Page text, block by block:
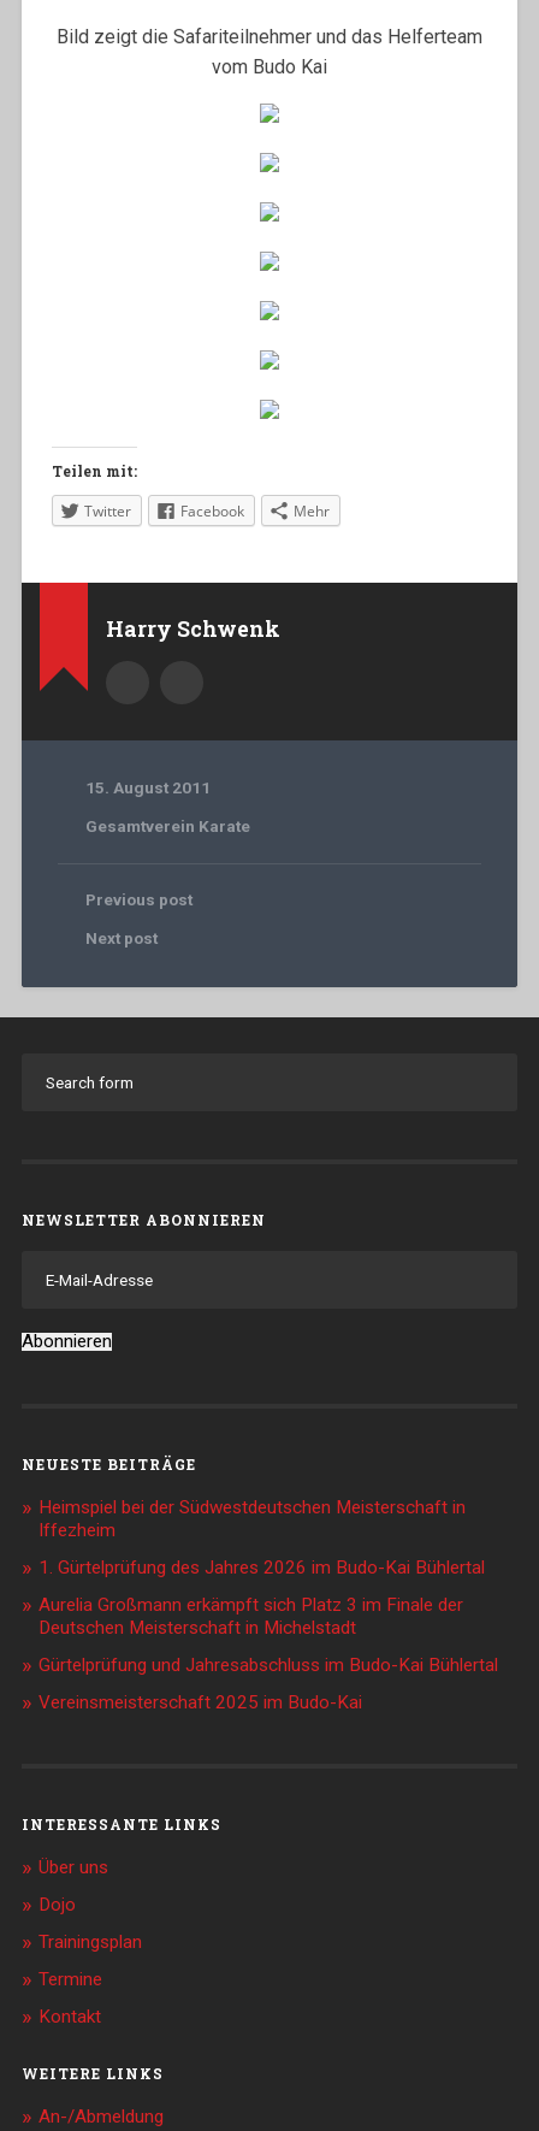
Bild zeigt die Safariteilnehmer und das Helferteam
vom Budo Kai
Teilen mit:
Twitter Facebook Mehr
Harry Schwenk
15. August 2011
Gesamtverein Karate
Previous post
Next post
NEWSLETTER ABONNIEREN
Mail-
Abonnieren
NEUESTE BEITRÄGE
Heimspiel bei der Südwestdeutschen Meisterschaft in
Iffezheim
1. Gürtelprüfung des Jahres 2026 im Budo-Kai Bühlertal
Aurelia Großmann erkämpft sich Platz 3 im Finale der
Deutschen Meisterschaft in Michelstadt
Gürtelprüfung und Jahresabschluss im Budo-Kai Bühlertal
Vereinsmeisterschaft 2025 im Budo-Kai
INTERESSANTE LINKS
Über uns
Dojo
Trainingsplan
Termine
Kontakt
WEITERE LINKS
An-/Abmeldung